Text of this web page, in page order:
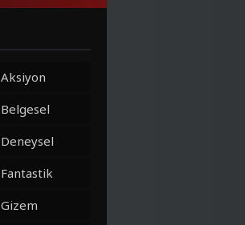
Aksiyon
Belgesel
Deneysel
Fantastik
Gizem